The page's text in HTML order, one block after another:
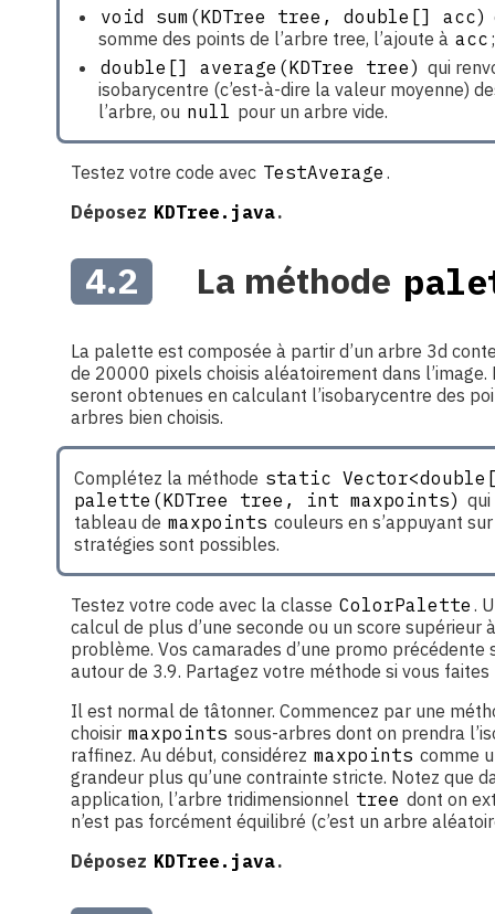
void sum(KDTree tree, double[] acc)
somme des points de l’arbre tree, l’ajoute à acc ;
double[] average(KDTree tree) qui
isobarycentre (c’est-à-dire la valeur moyenne)
l’arbre, ou null pour un arbre vide.
Testez votre code avec TestAverage .
Déposez KDTree.java.
4.2 La méthode
La palette est composée à partir d’un arbre 3d
de 20000 pixels choisis aléatoirement dans
seront obtenues en calculant l’isobarycentre des
arbres bien choisis.
Complétez la méthode static
palette(KDTree tree, int maxpoints) qui
tableau de maxpoints couleurs en s’appuyant
stratégies sont possibles.
Testez votre code avec la classe ColorPalette .
calcul de plus d’une seconde ou un score supérieur
problème. Vos camarades d’une promo précédente
autour de 3.9. Partagez votre méthode si vous faites
Il est normal de tâtonner. Commencez par une
choisir maxpoints sous-arbres dont on prendra
raffinez. Au début, considérez maxpoints comme
grandeur plus qu’une contrainte stricte. Notez que
application, l’arbre tridimensionnel tree dont on
n’est pas forcément équilibré (c’est un arbre
Déposez KDTree.java.